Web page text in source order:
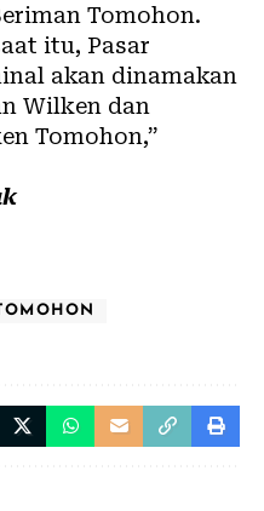
Tomohon.
itu, Pasar
akan dinamakan
Wilken dan
Tomohon,”